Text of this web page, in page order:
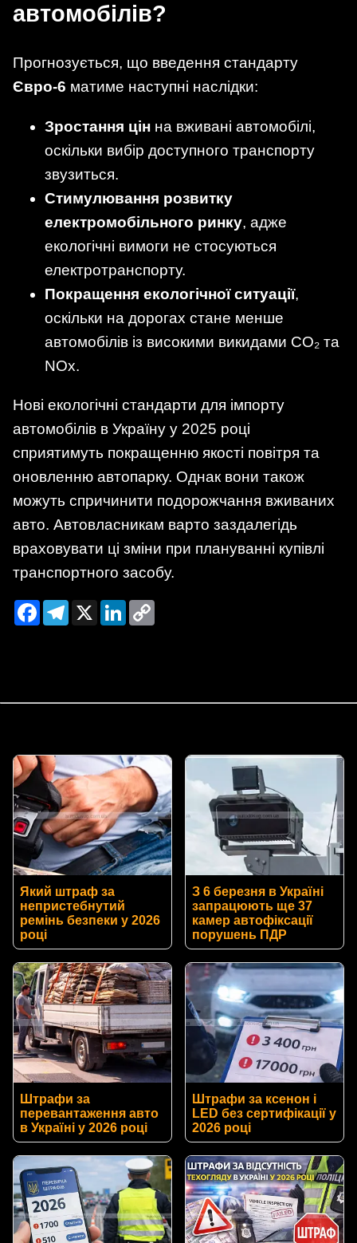
автомобілів?
Прогнозується, що введення стандарту
Євро-6 матиме наступні наслідки:
Зростання цін на вживані автомобілі,
оскільки вибір доступного транспорту
звузиться.
Стимулювання розвитку
електромобільного ринку, адже
екологічні вимоги не стосуються
електротранспорту.
Покращення екологічної ситуації,
оскільки на дорогах стане менше
автомобілів із високими викидами CO₂ та
NOx.
Нові екологічні стандарти для імпорту
автомобілів в Україну у 2025 році
сприятимуть покращенню якості повітря та
оновленню автопарку. Однак вони також
можуть спричинити подорожчання вживаних
авто. Автовласникам варто заздалегідь
враховувати ці зміни при плануванні купівлі
транспортного засобу.
FacebookTelegram
X LinkedIn
Який штраф за
непристебнутий
ремінь безпеки у 2026
році
З 6 березня в Україні
запрацюють ще 37
камер автофіксації
порушень ПДР
Штрафи за
перевантаження авто
в Україні у 2026 році
Штрафи за ксенон і
LED без сертифікації у
2026 році